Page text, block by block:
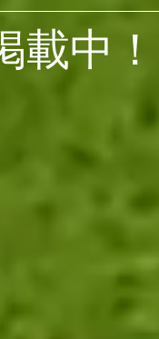
載中！